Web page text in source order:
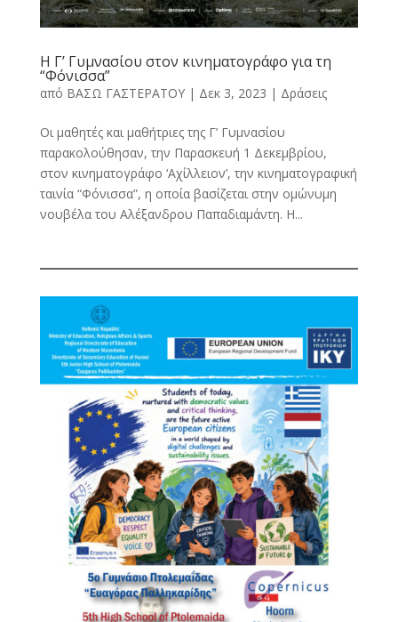
Η Γ’ Γυμνασίου στον κινηματογράφο για τη
“Φόνισσα”
από ΒΑΣΩ ΓΑΣΤΕΡΑΤΟΥ| Δεκ 3, 2023 | Δράσεις
Οι μαθητές και μαθήτριες της Γ’ Γυμνασίου
παρακολούθησαν, την Παρασκευή 1 Δεκεμβρίου,
στον κινηματογράφο ‘Αχίλλειον’, την κινηματογραφική
ταινία “Φόνισσα”, η οποία βασίζεται στην ομώνυμη
νουβέλα του Αλέξανδρου Παπαδιαμάντη. Η...